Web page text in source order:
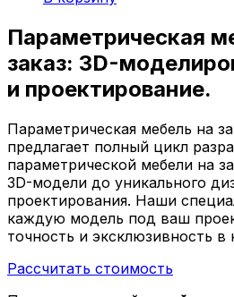
Параметрическая
заказ: 3D-
и проектирование.
Параметрическая мебель на
предлагает полный цикл
параметрической мебели на
3D-модели до уникального
проектирования. Наши
каждую модель под ваш
точность и эксклюзивность
Рассчитать стоимость